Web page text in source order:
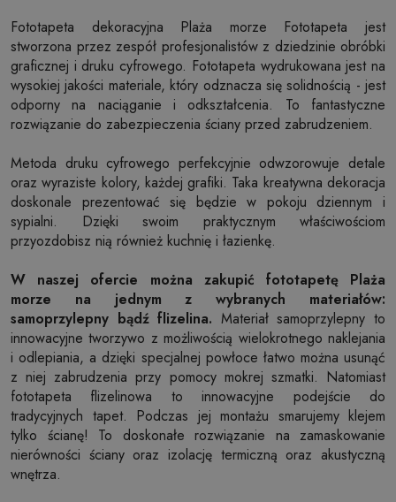
Fototapeta dekoracyjna Plaża morze Fototapeta jest
stworzona przez zespół profesjonalistów z dziedzinie obróbki
graficznej i druku cyfrowego. Fototapeta wydrukowana jest na
wysokiej jakości materiale, który odznacza się solidnością - jest
odporny na naciąganie i odkształcenia. To fantastyczne
rozwiązanie do zabezpieczenia ściany przed zabrudzeniem.
Metoda druku cyfrowego perfekcyjnie odwzorowuje detale
oraz wyraziste kolory, każdej grafiki. Taka kreatywna dekoracja
doskonale prezentować się będzie w pokoju dziennym i
sypialni. Dzięki swoim praktycznym właściwościom
przyozdobisz nią również kuchnię i łazienkę.
W naszej ofercie można zakupić fototapetę Plaża
morze na jednym z wybranych materiałów:
samoprzylepny bądź flizelina. Materiał samoprzylepny to
innowacyjne tworzywo z możliwością wielokrotnego naklejania
i odlepiania, a dzięki specjalnej powłoce łatwo można usunąć
z niej zabrudzenia przy pomocy mokrej szmatki. Natomiast
fototapeta flizelinowa to innowacyjne podejście do
tradycyjnych tapet. Podczas jej montażu smarujemy klejem
tylko ścianę! To doskonałe rozwiązanie na zamaskowanie
nierówności ściany oraz izolację termiczną oraz akustyczną
wnętrza.